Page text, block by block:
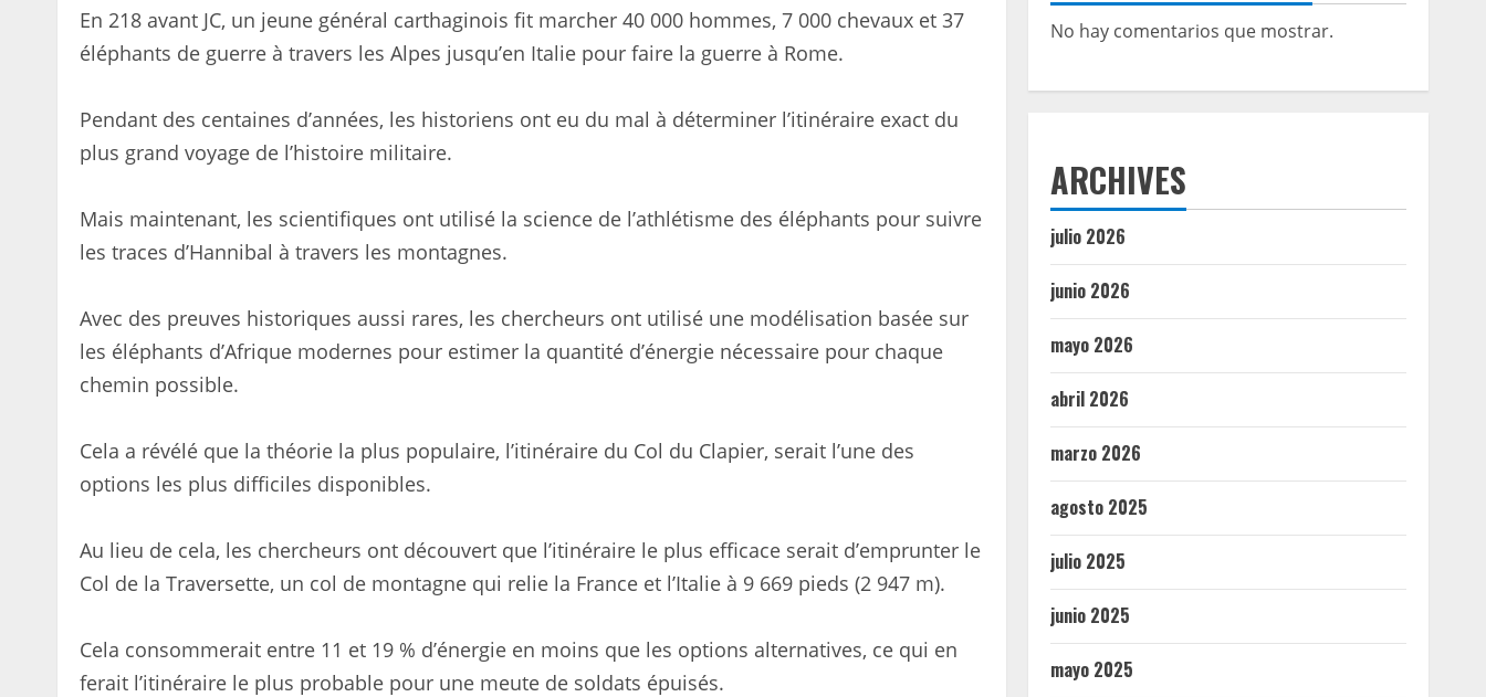
En 218 avant JC, un jeune général carthaginois fit marcher 40 000 hommes, 7 000 chevaux et 37
éléphants de guerre à travers les Alpes jusqu’en Italie pour faire la guerre à Rome.
Pendant des centaines d’années, les historiens ont eu du mal à déterminer l’itinéraire exact du
plus grand voyage de l’histoire militaire.
Mais maintenant, les scientifiques ont utilisé la science de l’athlétisme des éléphants pour suivre
les traces d’Hannibal à travers les montagnes.
Avec des preuves historiques aussi rares, les chercheurs ont utilisé une modélisation basée sur
les éléphants d’Afrique modernes pour estimer la quantité d’énergie nécessaire pour chaque
chemin possible.
Cela a révélé que la théorie la plus populaire, l’itinéraire du Col du Clapier, serait l’une des
options les plus difficiles disponibles.
Au lieu de cela, les chercheurs ont découvert que l’itinéraire le plus efficace serait d’emprunter le
Col de la Traversette, un col de montagne qui relie la France et l’Italie à 9 669 pieds (2 947 m).
Cela consommerait entre 11 et 19 % d’énergie en moins que les options alternatives, ce qui en
ferait l’itinéraire le plus probable pour une meute de soldats épuisés.
No hay comentarios que mostrar.
ARCHIVES
julio 2026
junio 2026
mayo 2026
abril 2026
marzo 2026
agosto 2025
julio 2025
junio 2025
mayo 2025